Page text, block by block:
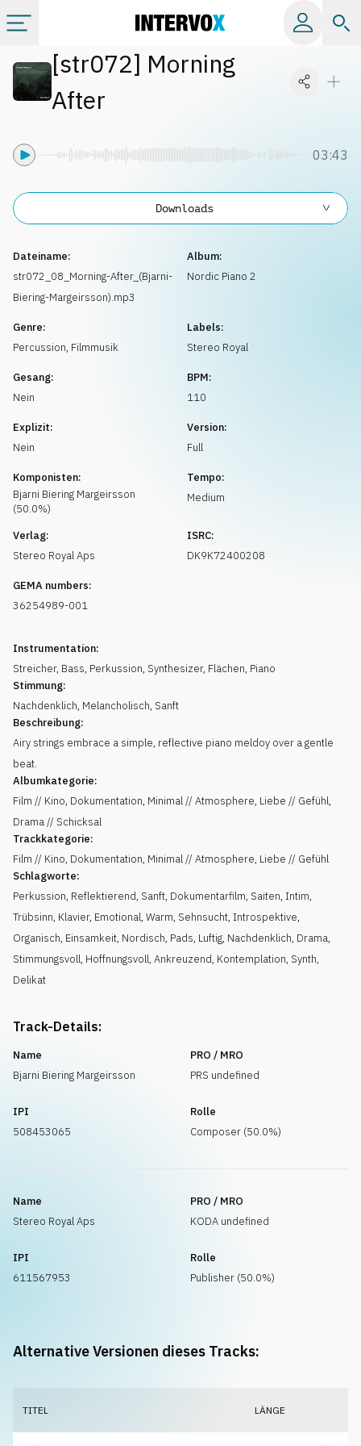
Kategorien
[str072] Morning
After
03:43
Dateiname:
str072_08_Morning-After_(Bjarni-
Biering-Margeirsson).mp3
Album:
Nordic Piano 2
Genre:
Percussion, Filmmusik
Labels:
Stereo Royal
Gesang:
Nein
BPM:
110
Explizit:
Nein
Version:
Full
Komponisten:
Bjarni Biering Margeirsson
(50.0%)
Tempo:
Medium
Verlag:
Stereo Royal Aps
ISRC:
DK9K72400208
GEMA numbers:
36254989-001
Instrumentation:
Streicher, Bass, Perkussion, Synthesizer, Flächen, Piano
Stimmung:
Nachdenklich, Melancholisch, Sanft
Beschreibung:
Airy strings embrace a simple, reflective piano meldoy over a gentle
beat.
Albumkategorie:
Film // Kino, Dokumentation, Minimal // Atmosphere, Liebe // Gefühl,
Drama // Schicksal
Trackkategorie:
Film // Kino, Dokumentation, Minimal // Atmosphere, Liebe // Gefühl
Schlagworte:
Perkussion, Reflektierend, Sanft, Dokumentarfilm, Saiten, Intim,
Trübsinn, Klavier, Emotional, Warm, Sehnsucht, Introspektive,
Organisch, Einsamkeit, Nordisch, Pads, Luftig, Nachdenklich, Drama,
Stimmungsvoll, Hoffnungsvoll, Ankreuzend, Kontemplation, Synth,
Delikat
Downloads
Track-Details:
Name
Bjarni Biering Margeirsson
PRO / MRO
PRS undefined
IPI
508453065
Rolle
Composer (50.0%)
Name
Stereo Royal Aps
PRO / MRO
KODA undefined
IPI
611567953
Rolle
Publisher (50.0%)
Alternative Versionen dieses Tracks:
TITEL LÄNGE